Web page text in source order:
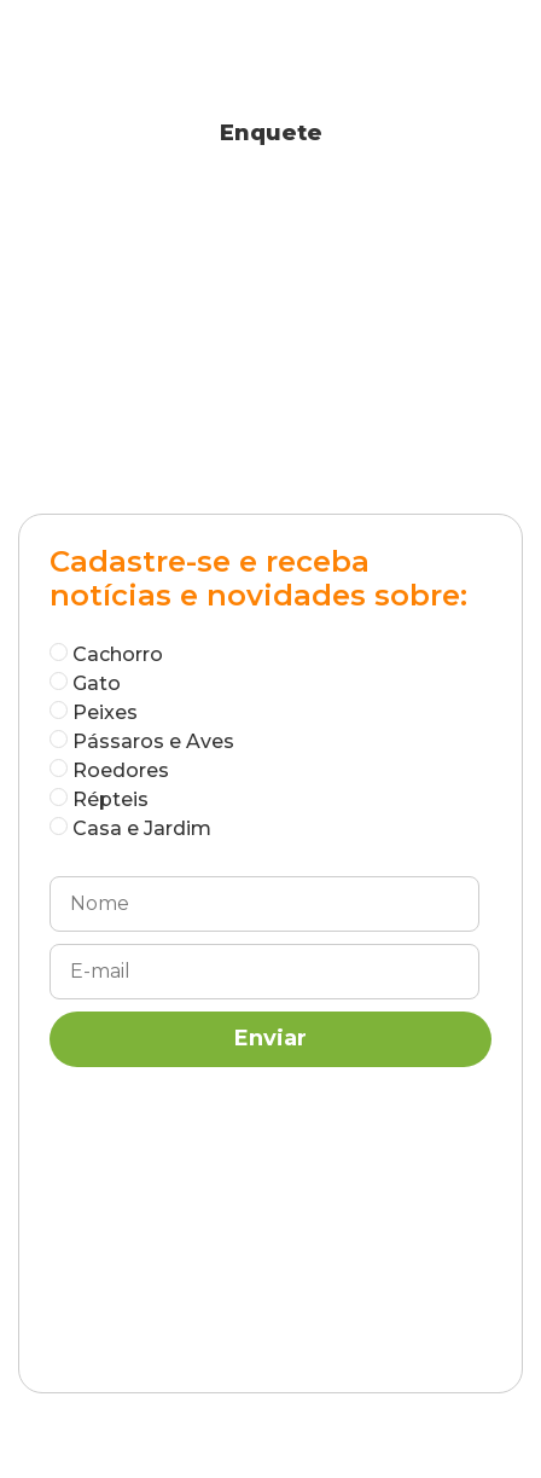
Enquete
Cadastre-se e receba
notícias e novidades sobre:
Cachorro
Gato
Peixes
Pássaros e Aves
Roedores
Répteis
Casa e Jardim